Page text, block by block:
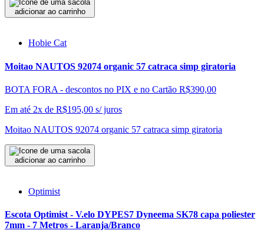
adicionar ao carrinho
Hobie Cat
Moitao NAUTOS 92074 organic 57 catraca simp giratoria
BOTA FORA - descontos no PIX e no Cartão R$390,00
Em até 2x de R$195,00 s/ juros
Moitao NAUTOS 92074 organic 57 catraca simp giratoria
adicionar ao carrinho
Optimist
Escota Optimist - V.elo DYPES7 Dyneema SK78 capa poliester
7mm - 7 Metros - Laranja/Branco